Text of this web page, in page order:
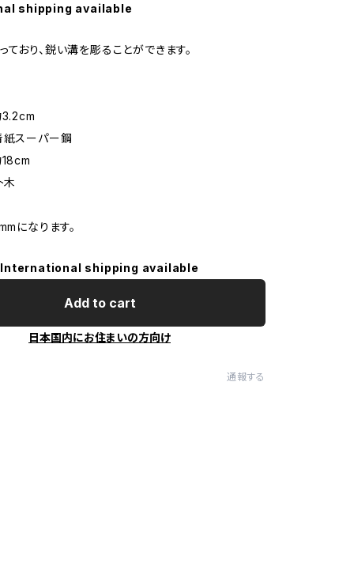
shipping available
おり、鋭い溝を彫ることができます。
3.2cm
紙スーパー鋼
18cm
木
になります。
International shipping available
Add to cart
日本国内にお住まいの方向け
通報する